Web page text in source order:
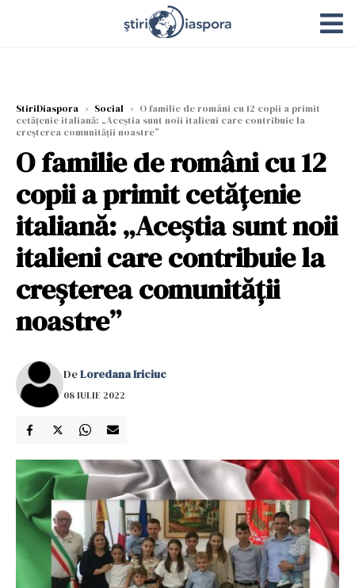
StiriDiaspora › Social › O familie de români cu 12 copii a primit
cetățenie italiană: „Aceștia sunt noii italieni care contribuie la
creșterea comunității noastre”
O familie de români cu 12
copii a primit cetățenie
italiană: „Aceștia sunt noii
italieni care contribuie la
creșterea comunității
noastre”
DeLoredana Iriciuc
08 IULIE 2022